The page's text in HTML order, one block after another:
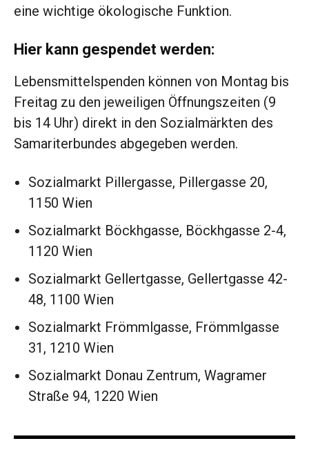
eine wichtige ökologische Funktion.
Hier kann gespendet werden:
Lebensmittelspenden können von Montag bis
Freitag zu den jeweiligen Öffnungszeiten (9
bis 14 Uhr) direkt in den Sozialmärkten des
Samariterbundes abgegeben werden.
Sozialmarkt Pillergasse, Pillergasse 20,
1150 Wien
Sozialmarkt Böckhgasse, Böckhgasse 2-4,
1120 Wien
Sozialmarkt Gellertgasse, Gellertgasse 42-
48, 1100 Wien
Sozialmarkt Frömmlgasse, Frömmlgasse
31, 1210 Wien
Sozialmarkt Donau Zentrum, Wagramer
Straße 94, 1220 Wien